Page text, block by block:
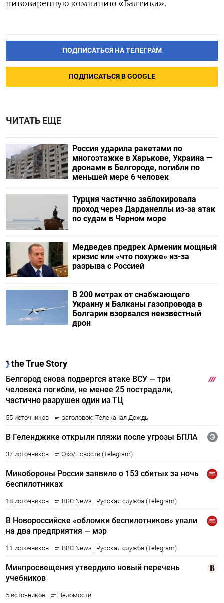
пивоваренную компанию «Балтика».
ПОДПИСАТЬСЯ НА ТЕЛЕГРАМ
ПОДПИСАТЬСЯ В GOOGLE
ЧИТАТЬ ЕЩЕ
Россия ударила ракетами по
многоэтажке в Харькове, Украина —
дронами в Белгороде, погибли по
меньшей мере 6 человек
Турция частично заблокировала
проход через Дарданеллы из-за атак
по судам в Черном море
Медведев предрек Армении мощный
кризис или «что похуже» из-за
разрыва с Россией
В 200 метрах от снабжающего
Украину и Балканы газопровода в
Болгарии взорвался неизвестный
дрон